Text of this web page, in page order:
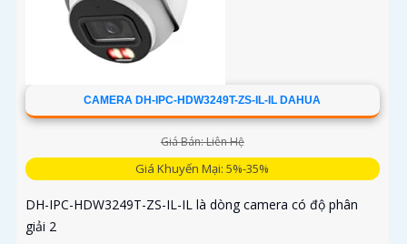
CAMERA DH-IPC-HDW3249T-ZS-IL-IL DAHUA
Giá Bán: Liên Hệ
Giá Khuyến Mại: 5%-35%
DH-IPC-HDW3249T-ZS-IL-IL là dòng camera có độ phân
giải 2